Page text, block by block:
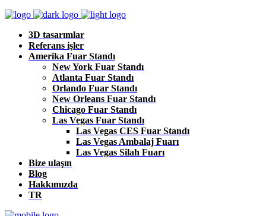
3D tasarımlar
Referans işler
Amerika Fuar Standı
New York Fuar Standı
Atlanta Fuar Standı
Orlando Fuar Standı
New Orleans Fuar Standı
Chicago Fuar Standı
Las Vegas Fuar Standı
Las Vegas CES Fuar Standı
Las Vegas Ambalaj Fuarı
Las Vegas Silah Fuarı
Bize ulaşın
Blog
Hakkımızda
TR